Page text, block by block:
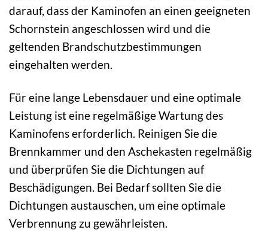
darauf, dass der Kaminofen an einen geeigneten
Schornstein angeschlossen wird und die
geltenden Brandschutzbestimmungen
eingehalten werden.
Für eine lange Lebensdauer und eine optimale
Leistung ist eine regelmäßige Wartung des
Kaminofens erforderlich. Reinigen Sie die
Brennkammer und den Aschekasten regelmäßig
und überprüfen Sie die Dichtungen auf
Beschädigungen. Bei Bedarf sollten Sie die
Dichtungen austauschen, um eine optimale
Verbrennung zu gewährleisten.